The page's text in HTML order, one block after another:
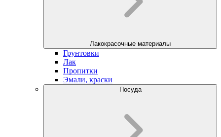
Лакокрасочные материалы
Грунтовки
Лак
Пропитки
Эмали, краски
Посуда